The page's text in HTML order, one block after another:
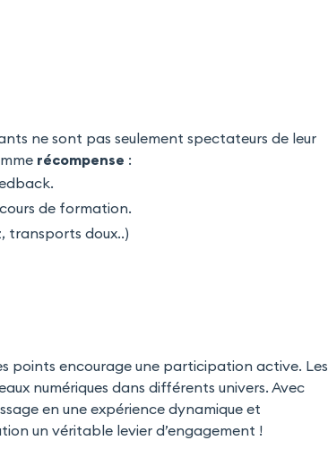
ne sont pas seulement spectateurs de leur
récompense :
de formation.
transports doux..)
points encourage une participation active. Les
numériques dans différents univers. Avec
en une expérience dynamique et
un véritable levier d’engagement !